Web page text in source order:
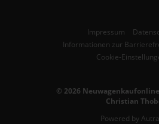
Impressum
Informationen zur
Cookie-
© 2026
Christian
Powered by